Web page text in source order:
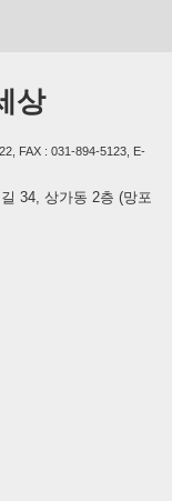
상
FAX : 031-894-5123, E-
34, 상가동 2층 (망포